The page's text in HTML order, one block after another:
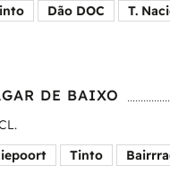
Dão DOC T.
DE BAIXO
Tinto